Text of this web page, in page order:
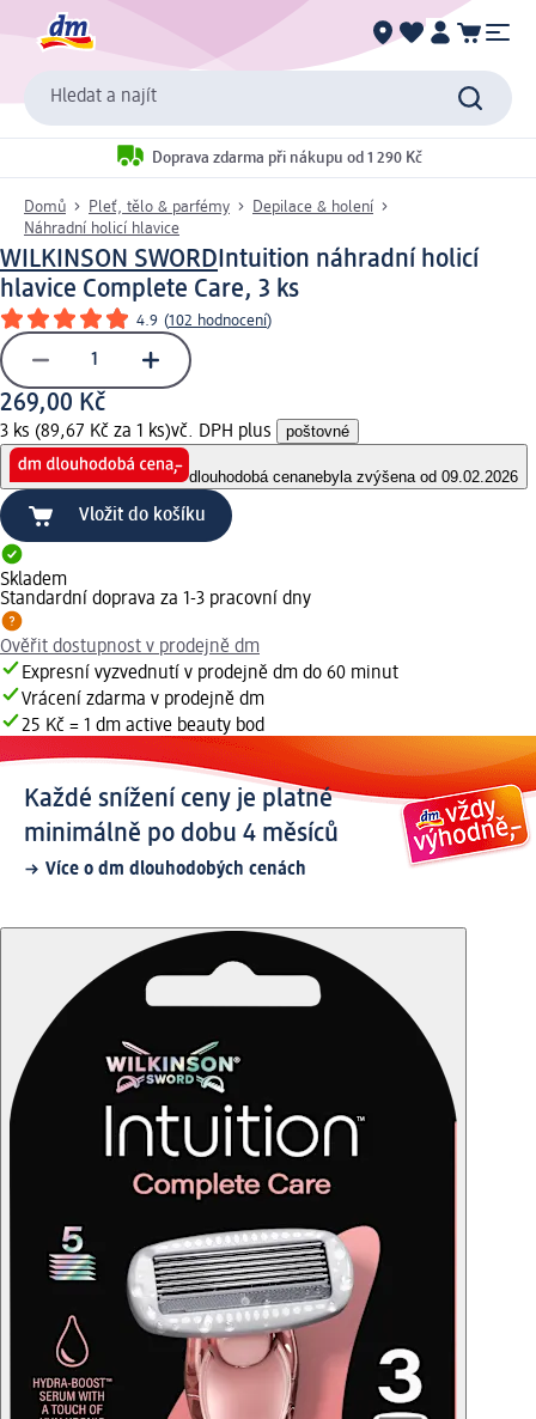
Hledat a najít
Doprava zdarma při nákupu od 1 290 Kč
Domů Pleť, tělo & parfémy
Depilace & holení
Náhradní holicí hlavice
WILKINSON SWORD Intuition náhradní holicí
hlavice Complete Care, 3 ks
4.9 (102 hodnocení)
269,00 Kč
3 ks (89,67 Kč za 1 ks)vč. DPH plus poštovné
dlouhodobá cenanebyla zvýšena od 09.02.2026
Vložit do košíku
Skladem
Standardní doprava za 1-3 pracovní dny
Ověřit dostupnost v prodejně dm
Expresní vyzvednutí v prodejně dm do 60 minut
Vrácení zdarma v prodejně dm
25 Kč = 1 dm active beauty bod
Každé snížení ceny je platné
minimálně po dobu 4 měsíců
Více o dm dlouhodobých cenách